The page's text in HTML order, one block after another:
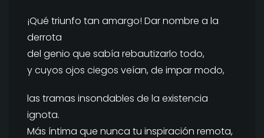
¡Qué triunfo tan amargo! Dar nombre a la
derrota
del genio que sabía rebautizarlo todo,
y cuyos ojos ciegos veían, de impar modo,
las tramas insondables de la existencia
ignota.
Más íntima que nunca tu inspiración remota,